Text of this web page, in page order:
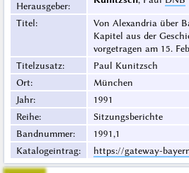
Herausgeber:
Titel:
Von Alexandria über
Kapitel aus der
vorgetragen am 15.
Titelzusatz:
Paul Kunitzsch
Ort:
München
Jahr:
1991
Reihe:
Sitzungsberichte
Bandnummer:
1991,1
Katalogeintrag: https://gateway-